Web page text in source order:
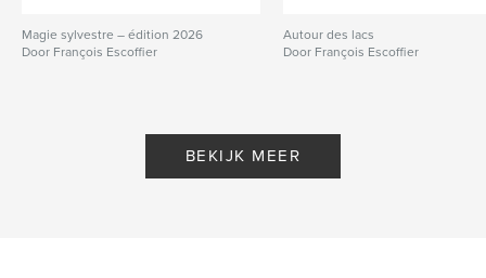
Magie sylvestre – édition 2026
Door François Escoffier
Autour des lacs
Door François Escoffier
BEKIJK MEER